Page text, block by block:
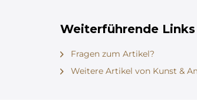
Weiterführende
Fragen zum Artikel?
Weitere Artikel von Kunst &